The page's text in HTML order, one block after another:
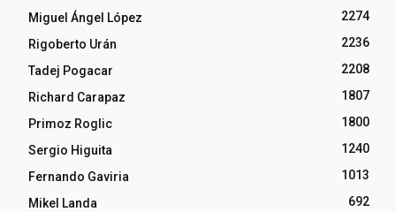
Miguel Ángel López
2274
Rigoberto Urán
2236
Tadej Pogacar
2208
Richard Carapaz
1807
Primoz Roglic
1800
Sergio Higuita
1240
Fernando Gaviria
1013
Mikel Landa
692